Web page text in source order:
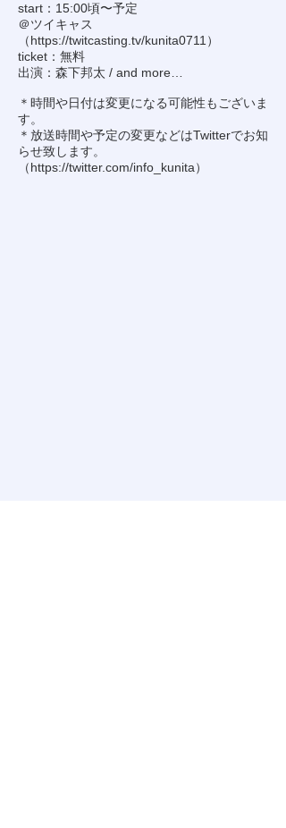
start：15:00頃〜予定
＠ツイキャス
（https://twitcasting.tv/kunita0711 ）
ticket：無料
出演：森下邦太 / and more…
＊時間や日付は変更になる可能性もございま
す。
＊放送時間や予定の変更などはTwitterでお知
らせ致します。
（https://twitter.com/info_kunita）